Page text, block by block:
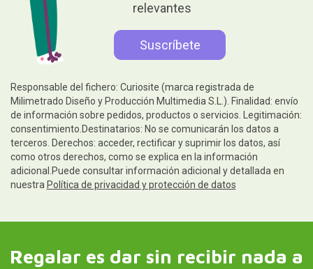
relevantes
Responsable del fichero: Curiosite (marca registrada de
Milimetrado Diseño y Producción Multimedia S.L.). Finalidad: envío
de información sobre pedidos, productos o servicios. Legitimación:
consentimiento.Destinatarios: No se comunicarán los datos a
terceros. Derechos: acceder, rectificar y suprimir los datos, así
como otros derechos, como se explica en la información
adicional.Puede consultar información adicional y detallada en
nuestra Política de privacidad y protección de datos
Regalar es dar sin recibir nada a